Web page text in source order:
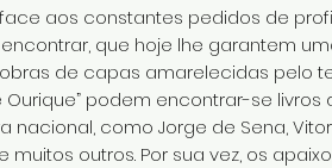
aos constantes pedidos de
que hoje lhe garantem
de capas amarelecidas pelo
podem encontrar-se
nacional, como Jorge de Sena,
muitos outros. Por sua vez, os